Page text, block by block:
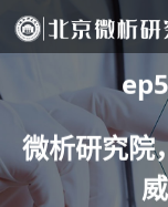
微析研究院